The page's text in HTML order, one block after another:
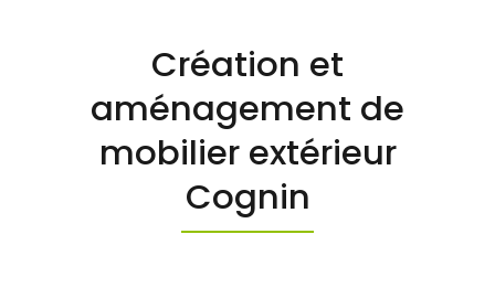
Création et
aménagement de
mobilier extérieur
Cognin